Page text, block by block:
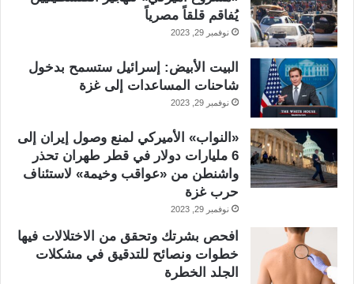
يُفاقم قلقاً مصرياً
نوفمبر 29, 2023
البيت الأبيض: إسرائيل ستسمح بدخول
شاحنات المساعدات إلى غزة
نوفمبر 29, 2023
«النواب» الأميركي لمنع وصول إيران إلى
6 مليارات دولار في قطر طهران تحذر
واشنطن من «عواقب وخيمة» لاستئناف
حرب غزة
نوفمبر 29, 2023
افحص بشرتك وتحقق من الاختلالات فيها
خطوات ونصائح للتدقيق في مشكلات
الجلد الخطرة